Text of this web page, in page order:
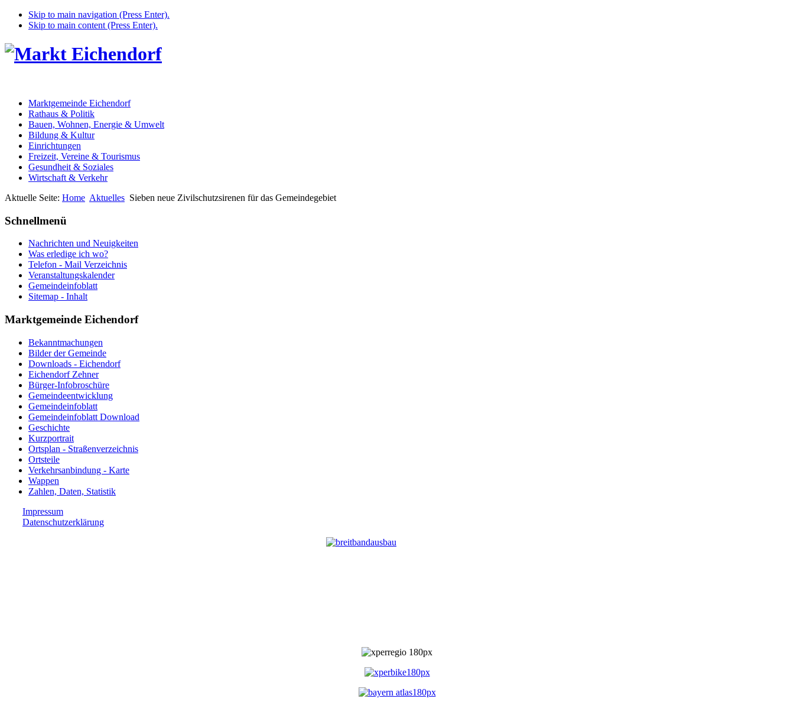
Skip to main navigation (Press Enter).
Skip to main content (Press Enter).
Marktgemeinde Eichendorf
Rathaus & Politik
Bauen, Wohnen, Energie & Umwelt
Bildung & Kultur
Einrichtungen
Freizeit, Vereine & Tourismus
Gesundheit & Soziales
Wirtschaft & Verkehr
Aktuelle Seite: Home Aktuelles Sieben neue Zivilschutzsirenen für das Gemeindegebiet
Schnellmenü
Nachrichten und Neuigkeiten
Was erledige ich wo?
Telefon - Mail Verzeichnis
Veranstaltungskalender
Gemeindeinfoblatt
Sitemap - Inhalt
Marktgemeinde Eichendorf
Bekanntmachungen
Bilder der Gemeinde
Downloads - Eichendorf
Eichendorf Zehner
Bürger-Infobroschüre
Gemeindeentwicklung
Gemeindeinfoblatt
Gemeindeinfoblatt Download
Geschichte
Kurzportrait
Ortsplan - Straßenverzeichnis
Ortsteile
Verkehrsanbindung - Karte
Wappen
Zahlen, Daten, Statistik
Impressum
Datenschutzerklärung